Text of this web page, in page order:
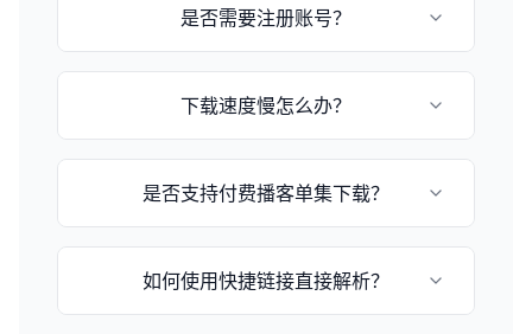
家]/podcast/[播客名称]/id[播客ID]
MP3或M4A格式。是否需要注册账号？
下载速度慢怎么办？
心等待或稍后重试。
是否支持付费播客单集下载？
提供付费单集下载解析功能。
如何使用快捷链接直接解析？